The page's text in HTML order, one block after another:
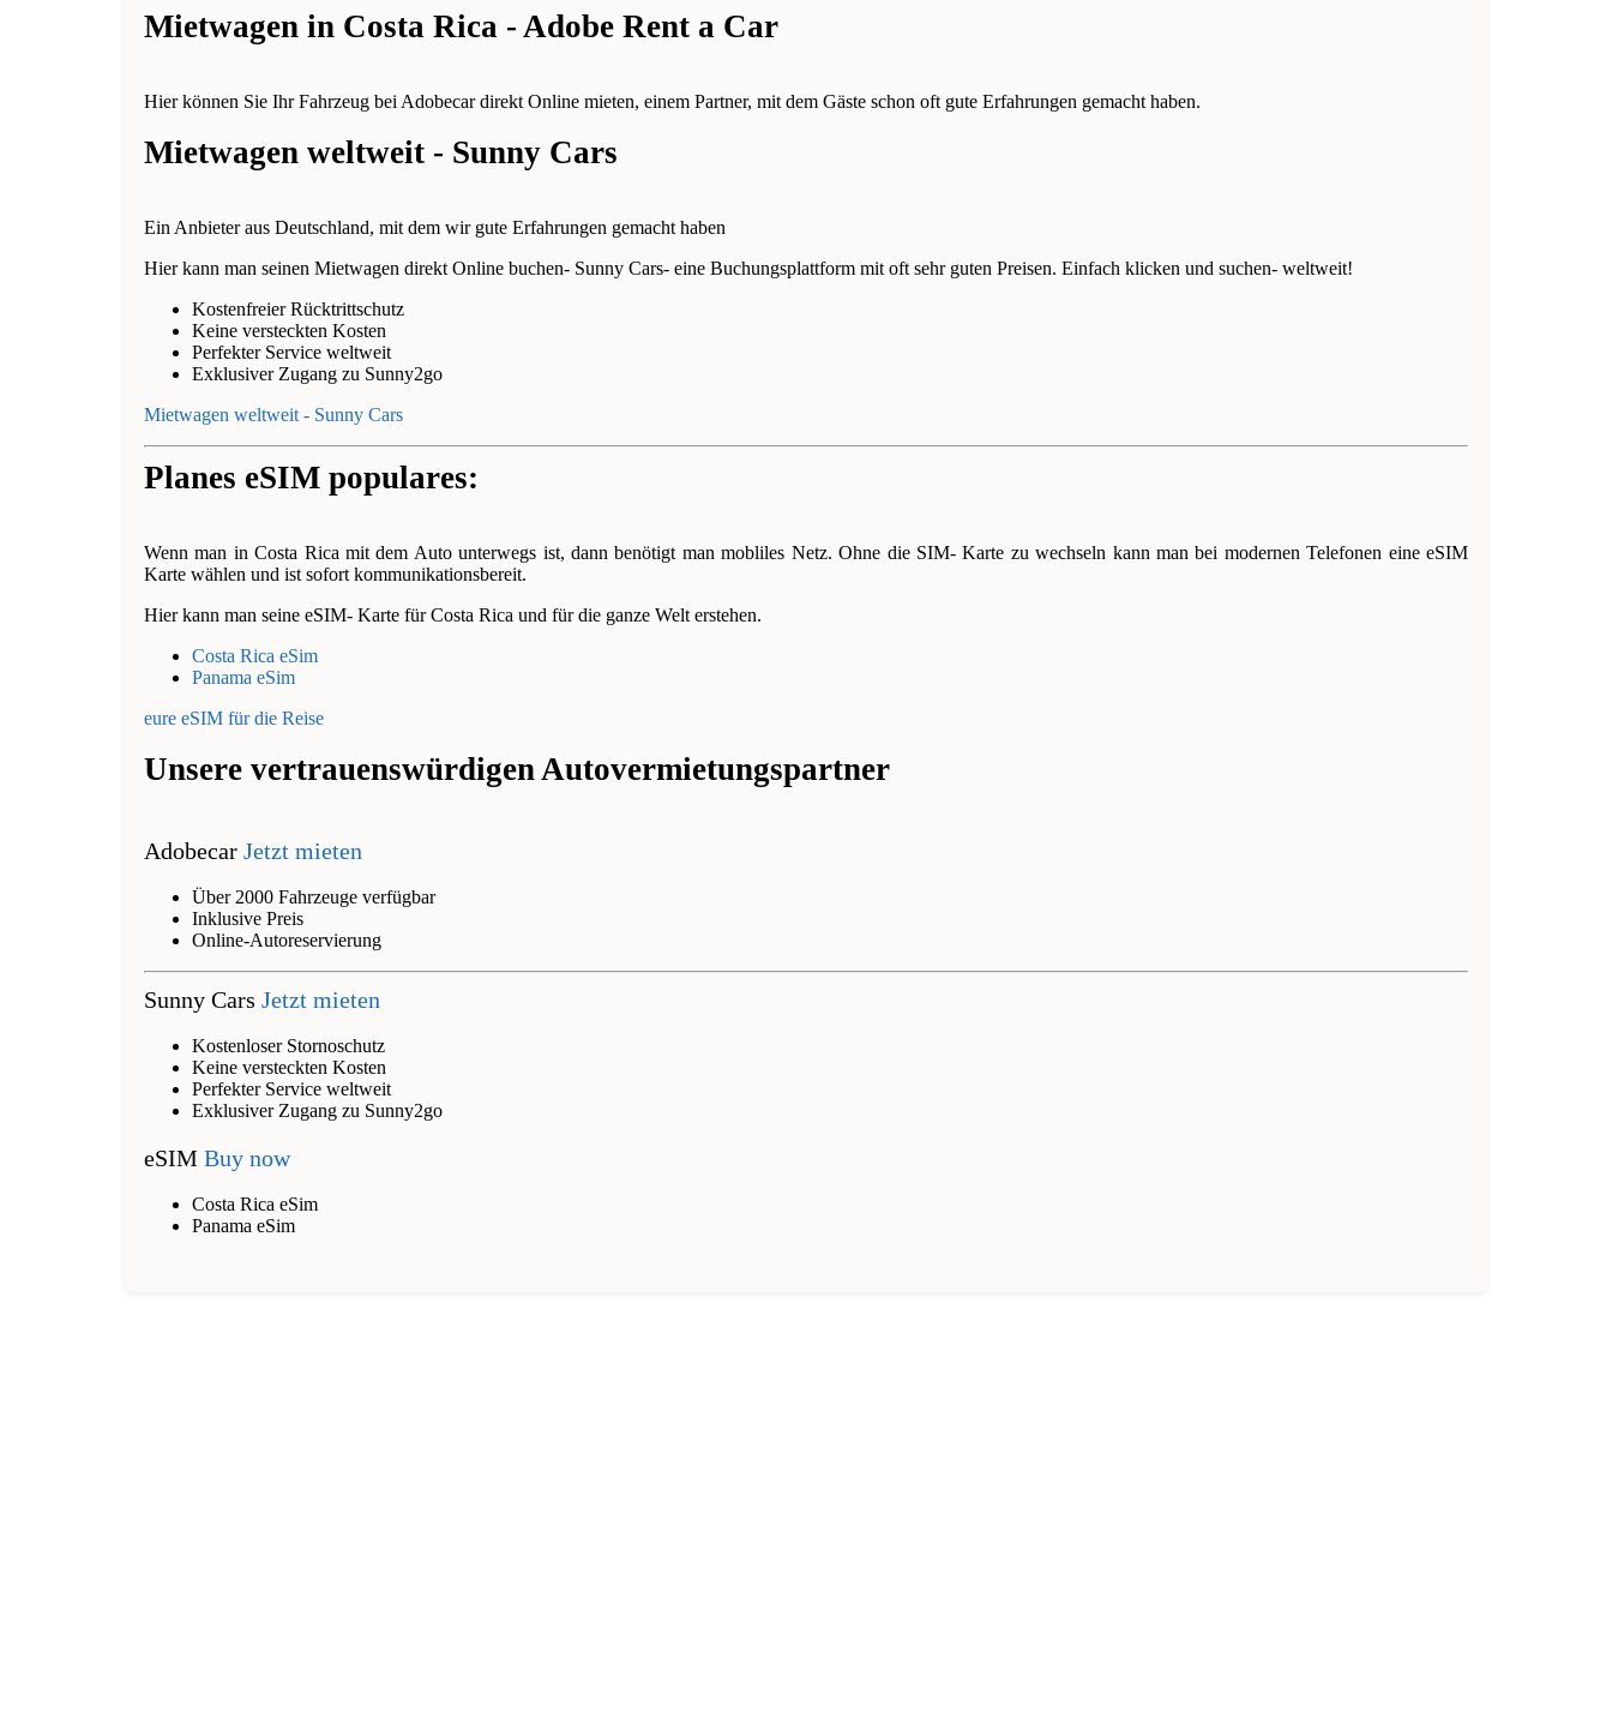
Mietwagen in Costa Rica - Adobe Rent a Car
Hier können Sie Ihr Fahrzeug bei Adobecar direkt Online mieten, einem Partner, mit dem Gäste schon oft gute Erfahrungen gemacht haben.
Mietwagen weltweit - Sunny Cars
Ein Anbieter aus Deutschland, mit dem wir gute Erfahrungen gemacht haben
Hier kann man seinen Mietwagen direkt Online buchen- Sunny Cars- eine Buchungsplattform mit oft sehr guten Preisen. Einfach klicken und suchen- weltweit!
Kostenfreier Rücktrittschutz
Keine versteckten Kosten
Perfekter Service weltweit
Exklusiver Zugang zu Sunny2go
Mietwagen weltweit - Sunny Cars
Planes eSIM populares:
Wenn man in Costa Rica mit dem Auto unterwegs ist, dann benötigt man mobliles Netz. Ohne die SIM- Karte zu wechseln kann man bei modernen Telefonen eine eSIM
Karte wählen und ist sofort kommunikationsbereit.
Hier kann man seine eSIM- Karte für Costa Rica und für die ganze Welt erstehen.
Costa Rica eSim
Panama eSim
eure eSIM für die Reise
Unsere vertrauenswürdigen Autovermietungspartner
Adobecar Jetzt mieten
Über 2000 Fahrzeuge verfügbar
Inklusive Preis
Online-Autoreservierung
Sunny Cars Jetzt mieten
Kostenloser Stornoschutz
Keine versteckten Kosten
Perfekter Service weltweit
Exklusiver Zugang zu Sunny2go
eSIM Buy now
Costa Rica eSim
Panama eSim